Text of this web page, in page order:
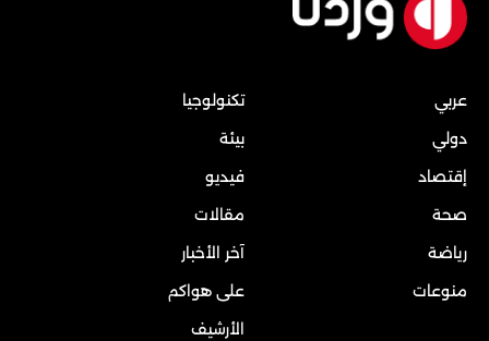
عربي
دولي
إقتصاد
صحة
رياضة
منوعات
تكنولوجيا
بيئة
فيديو
مقالات
آخر الأخبار
على هواكم
الأرشيف